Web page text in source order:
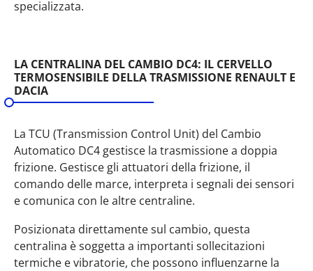
specializzata.
LA CENTRALINA DEL CAMBIO DC4: IL CERVELLO
TERMOSENSIBILE DELLA TRASMISSIONE RENAULT E
DACIA
La TCU (Transmission Control Unit) del Cambio
Automatico DC4 gestisce la trasmissione a doppia
frizione. Gestisce gli attuatori della frizione, il
comando delle marce, interpreta i segnali dei sensori
e comunica con le altre centraline.
Posizionata direttamente sul cambio, questa
centralina è soggetta a importanti sollecitazioni
termiche e vibratorie, che possono influenzarne la